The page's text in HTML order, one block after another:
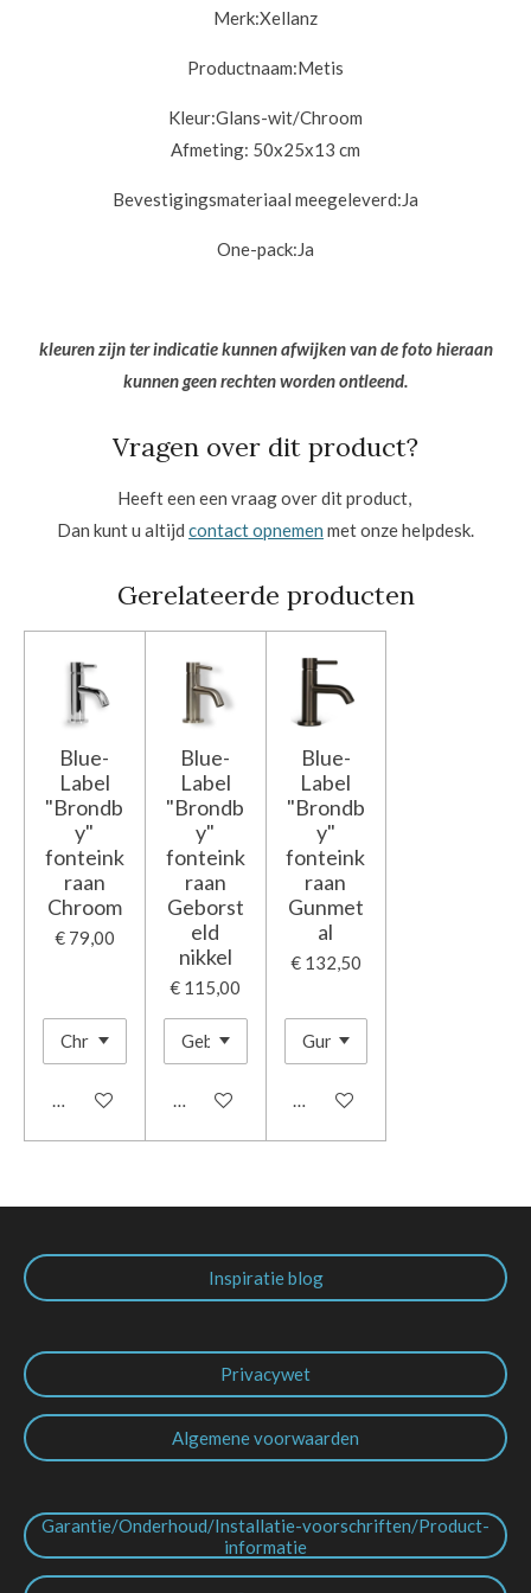
Merk:Xellanz
Productnaam:Metis
Kleur:Glans-wit/Chroom
Afmeting: 50x25x13 cm
Bevestigingsmateriaal meegeleverd:Ja
One-pack:Ja
kleuren zijn ter indicatie kunnen afwijken van de foto hieraan
kunnen geen rechten worden ontleend.
Vragen over dit product?
Heeft een een vraag over dit product,
Dan kunt u altijd contact opnemen met onze helpdesk.
Gerelateerde producten
Blue-
Label
"Brondb
y"
fonteink
raan
Chroom
€ 79,00
In winkelwagen
Blue-
Label
"Brondb
y"
fonteink
raan
Geborst
eld
nikkel
€ 115,00
In winkelwagen
Blue-
Label
"Brondb
y"
fonteink
raan
Gunmet
al
€ 132,50
In winkelwagen
Inspiratie blog
Privacywet
Algemene voorwaarden
Garantie/Onderhoud/Installatie-voorschriften/Product-
informatie